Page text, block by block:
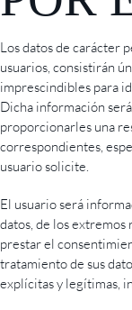
Los datos de carácter
usuarios, consistirán
imprescindibles para
Dicha información
proporcionarles una
correspondientes,
usuario solicite.
El usuario será
datos, de los extremos
prestar el
tratamiento de sus
explícitas y legítimas,